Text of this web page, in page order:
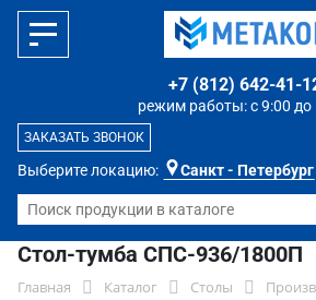
Выберите локацию: Санкт - Петербург
режим работы: с 9:00 до
+7 (812) 642-41-
ЗАКАЗАТЬ ЗВОНОК
Стол-тумба СПС-936/1800П
Главная Каталог Столы